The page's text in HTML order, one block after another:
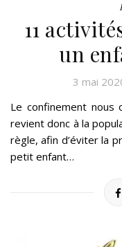
11
un
3 mai
Le confinement
revient donc à la
règle, afin d’éviter la
petit enfant…